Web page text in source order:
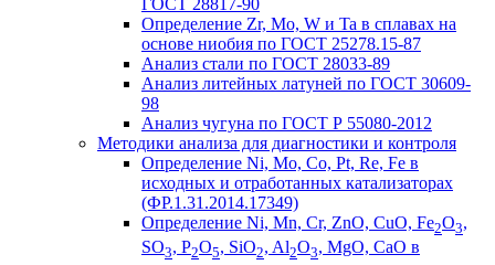
ГОСТ 28817-90
Определение Zr, Mo, W и Ta в сплавах на
основе ниобия по ГОСТ 25278.15-87
Анализ стали по ГОСТ 28033-89
Анализ литейных латуней по ГОСТ 30609-
98
Анализ чугуна по ГОСТ Р 55080-2012
Методики анализа для диагностики и контроля
Определение Ni, Mo, Co, Pt, Re, Fe в
исходных и отработанных катализаторах
(ФР.1.31.2014.17349)
Определение Ni, Mn, Cr, ZnO, CuO, Fe2O3,
SO3, P2O5, SiO2, Al2O3, MgO, CaO в